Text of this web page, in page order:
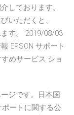
しております。
いただくと、
す。 2019/08/03
EPSON サポート
めサービス ショ
ジです。日本国
ートに関する公